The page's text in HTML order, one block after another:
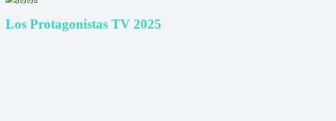
Los Protagonistas TV 2025